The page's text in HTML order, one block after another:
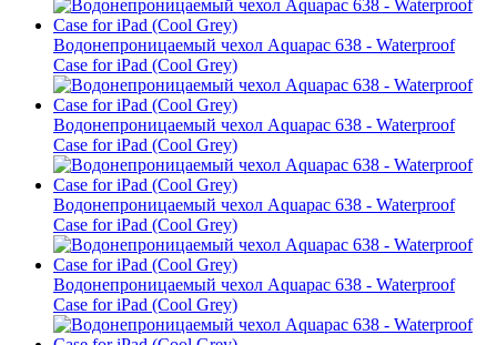
Водонепроницаемый чехол Aquapac 638 - Waterproof
Case for iPad (Cool Grey)
Водонепроницаемый чехол Aquapac 638 - Waterproof
Case for iPad (Cool Grey)
Водонепроницаемый чехол Aquapac 638 - Waterproof
Case for iPad (Cool Grey)
Водонепроницаемый чехол Aquapac 638 - Waterproof
Case for iPad (Cool Grey)